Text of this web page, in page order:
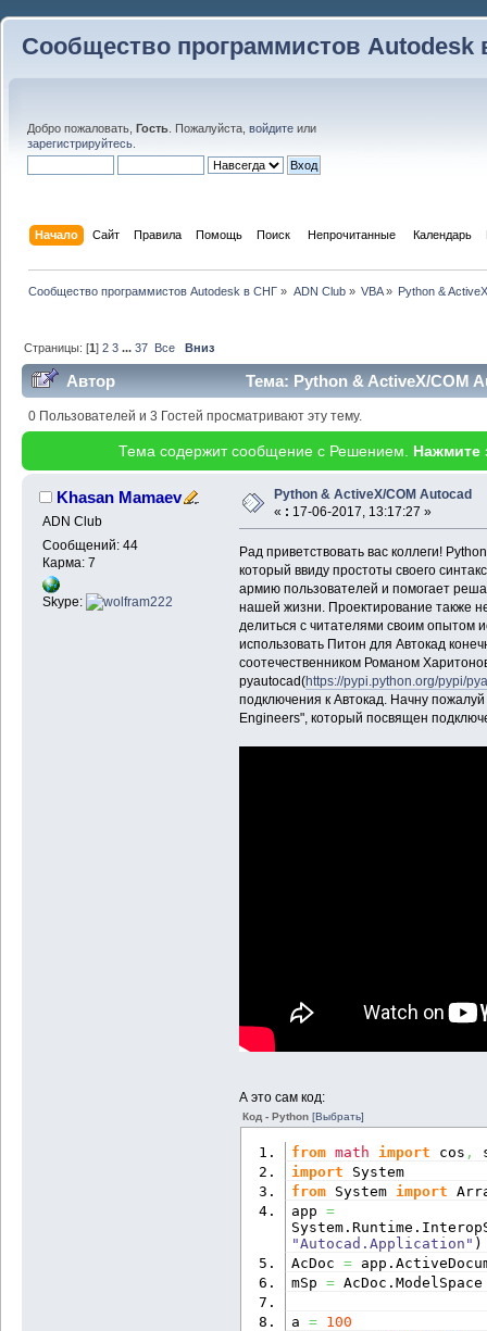
Сообщество программистов Autodesk
Добро пожаловать, Гость . Пожалуйста, войдите или
зарегистрируйтесь
Начало Сайт Правила Помощь Поиск Непрочитанные Календарь
Сообщество программистов Autodesk в СНГ » ADN Club» VBA» Python &
Страницы: [1]2 3 ...37 Все Вниз
Автор Тема: Python & ActiveX/COM
0 Пользователей и 3 Гостей просматривают эту тему.
Тема содержит сообщение с Решением. Нажмите
Khasan Mamaev
ADN Club
Сообщений: 44
Карма: 7
Skype:
Python & ActiveX/COM Autocad
« : 17-06-2017, 13:17:27 »
Рад приветствовать вас коллеги!
который ввиду простоты своего
армию пользователей и помогает
нашей жизни. Проектирование также
делиться с читателями своим опытом
использовать Питон для Автокад
соотечественником Романом
pyautocad(https://pypi.python.org/pypi/
подключения к Автокад. Начну пожалуй
Engineers", который посвящен
А это сам код:
Код - Python [Выбрать]
from math import cos ,
import System
from System import
app =
System.Runtime .
"Autocad.Application" )
AcDoc = app.
mSp = AcDoc.ModelSpace
a = 100